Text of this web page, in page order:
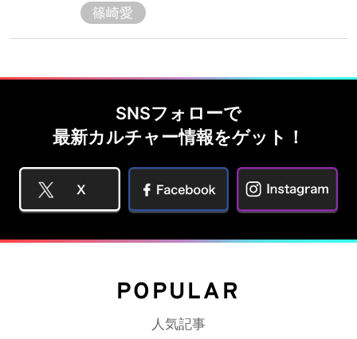
篠崎愛
SNSフォローで
最新カルチャー情報をゲット！
POPULAR
人気記事